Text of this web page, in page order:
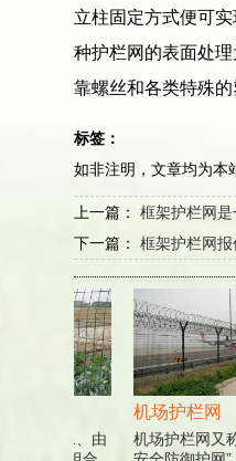
立柱固定方式便可
种护栏网的表面处
靠螺丝和各类特殊
标签：
如非注明，文章均为本
上一篇：框架护栏网
下一篇：框架护栏网报
特点：1、由
机场护栏网
机场护栏网又称